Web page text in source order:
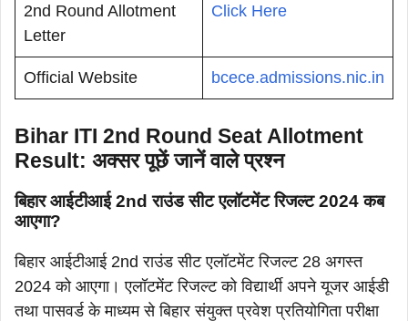
2nd Round Allotment
Letter
Click Here
Official Website bcece.admissions.nic.in
Bihar ITI 2nd Round Seat Allotment
Result: अक्सर पूछें जानें वाले प्रश्न
बिहार आईटीआई 2nd राउंड सीट एलॉटमेंट रिजल्ट 2024 कब
आएगा?
बिहार आईटीआई 2nd राउंड सीट एलॉटमेंट रिजल्ट 28 अगस्त
2024 को आएगा। एलॉटमेंट रिजल्ट को विद्यार्थी अपने यूजर आईडी
तथा पासवर्ड के माध्यम से बिहार संयुक्त प्रवेश प्रतियोगिता परीक्षा